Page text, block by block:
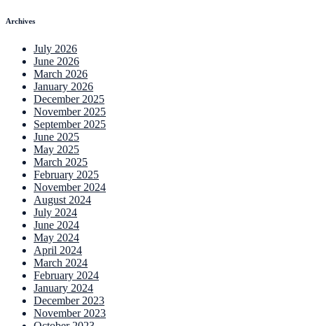
Archives
July 2026
June 2026
March 2026
January 2026
December 2025
November 2025
September 2025
June 2025
May 2025
March 2025
February 2025
November 2024
August 2024
July 2024
June 2024
May 2024
April 2024
March 2024
February 2024
January 2024
December 2023
November 2023